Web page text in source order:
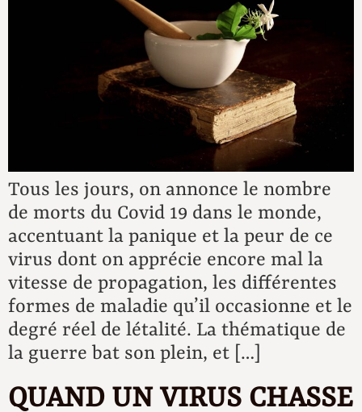
Tous les jours, on annonce le nombre
de morts du Covid 19 dans le monde,
accentuant la panique et la peur de ce
virus dont on apprécie encore mal la
vitesse de propagation, les différentes
formes de maladie qu’il occasionne et le
degré réel de létalité. La thématique de
la guerre bat son plein, et […]
QUAND UN VIRUS CHASSE